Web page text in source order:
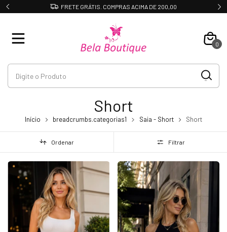
DESCONTO DE 10% NO PIX
0
Short
Início breadcrumbs.categorias1 Saia - Short Short
Ordenar Filtrar